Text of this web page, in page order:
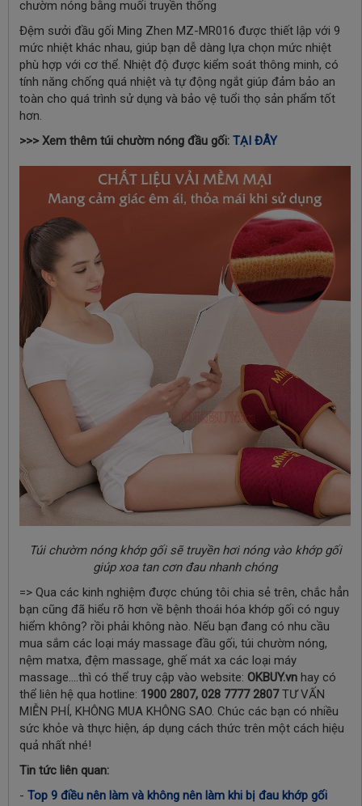
chườm nóng bằng muối truyền thống
Đệm sưởi đầu gối Ming Zhen MZ-MR016 được thiết lập với 9
mức nhiệt khác nhau, giúp bạn dễ dàng lựa chọn mức nhiệt
phù hợp với cơ thể. Nhiệt độ được kiểm soát thông minh, có
tính năng chống quá nhiệt và tự động ngắt giúp đảm bảo an
toàn cho quá trình sử dụng và bảo vệ tuổi thọ sản phẩm tốt
hơn.
>>> Xem thêm túi chườm nóng đầu gối: TẠI ĐÂY
Túi chườm nóng khớp gối sẽ truyền hơi nóng vào khớp gối
giúp xoa tan cơn đau nhanh chóng
=> Qua các kinh nghiệm được chúng tôi chia sẻ trên, chắc hẳn
bạn cũng đã hiểu rõ hơn về bệnh thoái hóa khớp gối có nguy
hiểm không? rồi phải không nào. Nếu bạn đang có nhu cầu
mua sắm các loại máy massage đầu gối, túi chườm nóng,
nệm matxa, đệm massage, ghế mát xa các loại máy
massage….thì có thể truy cập vào website: OKBUY.vn hay có
thể liên hệ qua hotline: 1900 2807, 028 7777 2807TƯ VẤN
MIỄN PHÍ, KHÔNG MUA KHÔNG SAO. Chúc các bạn có nhiều
sức khỏe và thực hiện, áp dụng cách thức trên một cách hiệu
quả nhất nhé!
Tin tức liên quan:
- Top 9 điều nên làm và không nên làm khi bị đau khớp gối